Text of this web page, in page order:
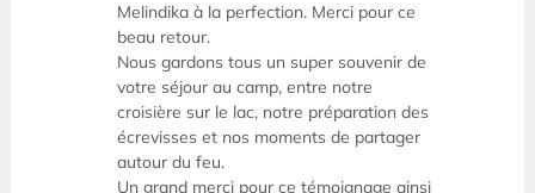
Melindika à la perfection. Merci pour ce
beau retour.
Nous gardons tous un super souvenir de
votre séjour au camp, entre notre
croisière sur le lac, notre préparation des
écrevisses et nos moments de partager
autour du feu.
Un grand merci pour ce témoignage ainsi